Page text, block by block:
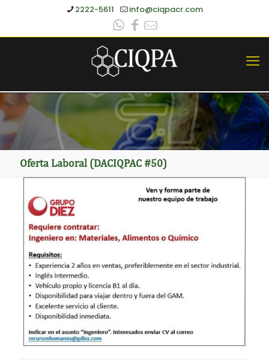
2222-5611 info@ciqpacr.com
Oferta Laboral (DACIQPAC #50)